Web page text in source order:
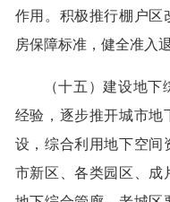
作用。积极推行棚户区
房保障标准，健全准入
（十五）建设地
经验，逐步推开城市地
设，综合利用地下空间
市新区、各类园区、成